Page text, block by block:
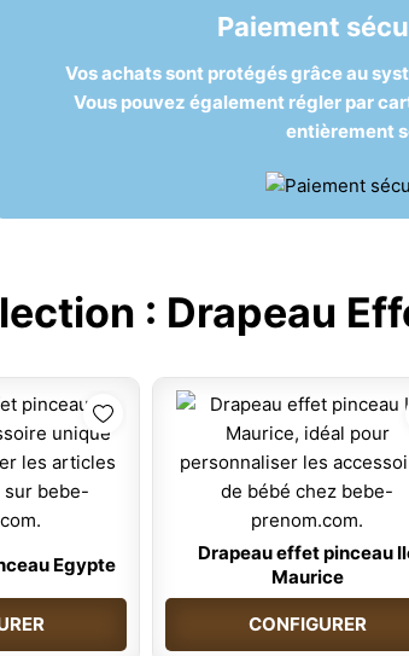
Paiement
Vos achats sont protégés grâce au
Vous pouvez également régler par
entièrement
: Drapeau
Egypte
Drapeau effet pinceau
Maurice
CONFIGURER